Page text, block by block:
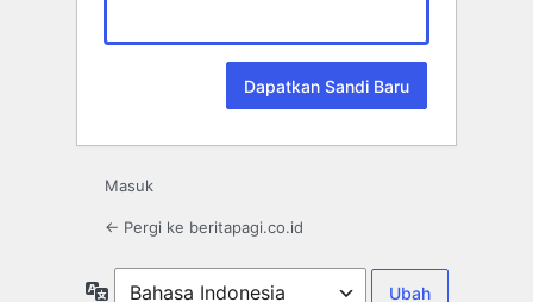
Masuk
← Pergi ke beritapagi.co.id
Bahasa